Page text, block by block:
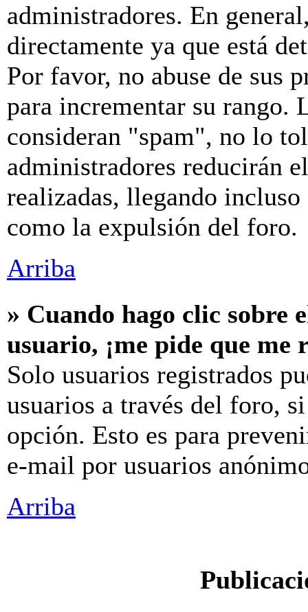
administradores. En
directamente ya que está
Por favor, no abuse de sus
para incrementar su rango.
consideran "spam", no lo
administradores reducirán
realizadas, llegando
como la expulsión del foro.
Arriba
» Cuando hago clic sobre
usuario, ¡me pide que me
Solo usuarios registrados
usuarios a través del foro,
opción. Esto es para
e-mail por usuarios
Arriba